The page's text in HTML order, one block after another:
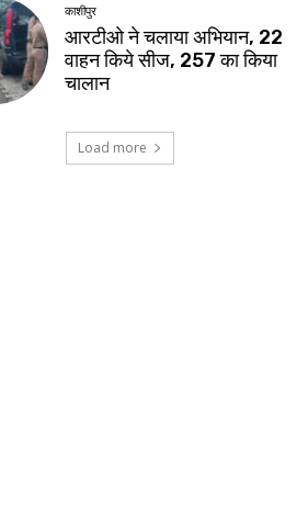
काशीपुर
आरटीओ ने चलाया अभियान, 22
वाहन किये सीज, 257 का किया
चालान
Load more